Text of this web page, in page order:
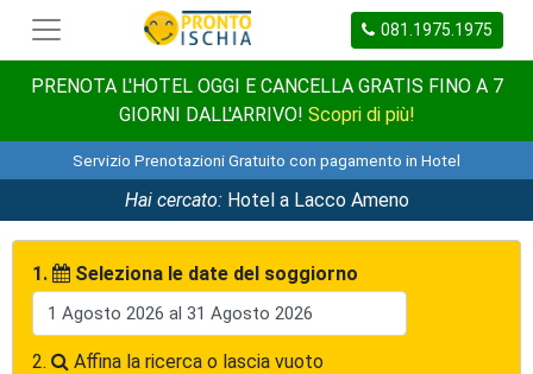
081.1975.1975
PRENOTA L'HOTEL OGGI E CANCELLA GRATIS FINO A 7
GIORNI DALL'ARRIVO! Scopri di più!
Servizio Prenotazioni Gratuito con pagamento in Hotel
Hai cercato:Hotel a Lacco Ameno
1. Seleziona le date del soggiorno
2. Affina la ricerca o lascia vuoto